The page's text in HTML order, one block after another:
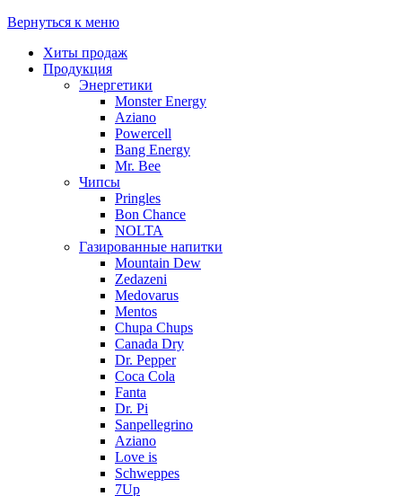
Вернуться к меню
Хиты продаж
Продукция
Энергетики
Monster Energy
Aziano
Powercell
Bang Energy
Mr. Bee
Чипсы
Pringles
Bon Chance
NOLTA
Газированные напитки
Mountain Dew
Zedazeni
Medovarus
Mentos
Chupa Chups
Canada Dry
Dr. Pepper
Coca Cola
Fanta
Dr. Pi
Sanpellegrino
Aziano
Love is
Schweppes
7Up